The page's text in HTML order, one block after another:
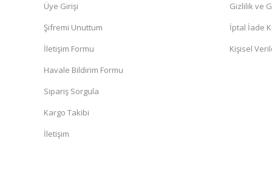
Üye Girişi
Şifremi Unuttum
İletişim Formu
Havale Bildirim Formu
Sipariş Sorgula
Kargo Takibi
İletişim
Gizlilik ve
İptal İade
Kişisel